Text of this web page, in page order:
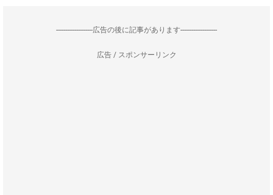
--------------------広告の後に記事があります--------------------
広告 / スポンサーリンク